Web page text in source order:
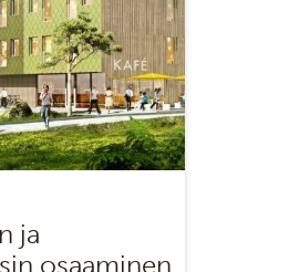
ja
osaaminen